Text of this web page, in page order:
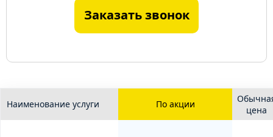
Заказать звонок
Наименование услуги По акции
цена